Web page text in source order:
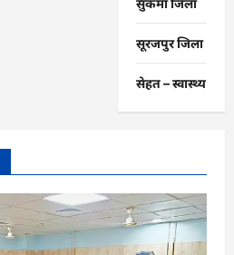
सूरजपुर जिला
सेहत – स्‍वास्‍थ्‍य